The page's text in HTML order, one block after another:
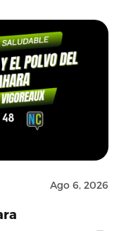
Ago 6, 2026